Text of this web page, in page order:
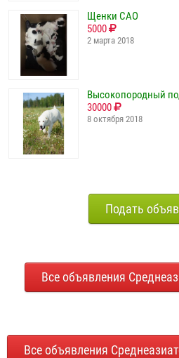
Щенки САО
5000
2 марта 2018
Высокопородный
30000
8 октября 2018
Подать
Все объявления
Все объявления